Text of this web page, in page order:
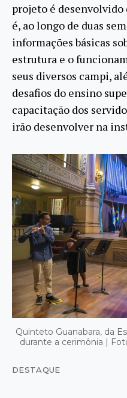
projeto é
é, ao longo de duas
informações básicas
estrutura e o
seus diversos campi,
desafios do ensino
capacitação dos
irão desenvolver na
Quinteto Guanabara, da
durante a cerimônia |
DESTAQUE